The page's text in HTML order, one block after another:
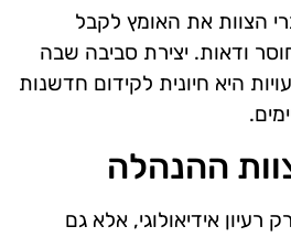
הצוות את האומץ לקבל
ודאות. יצירת סביבה שבה
היא חיונית לקידום חדשנות
ההנהלה
רעיון אידיאולוגי, אלא גם